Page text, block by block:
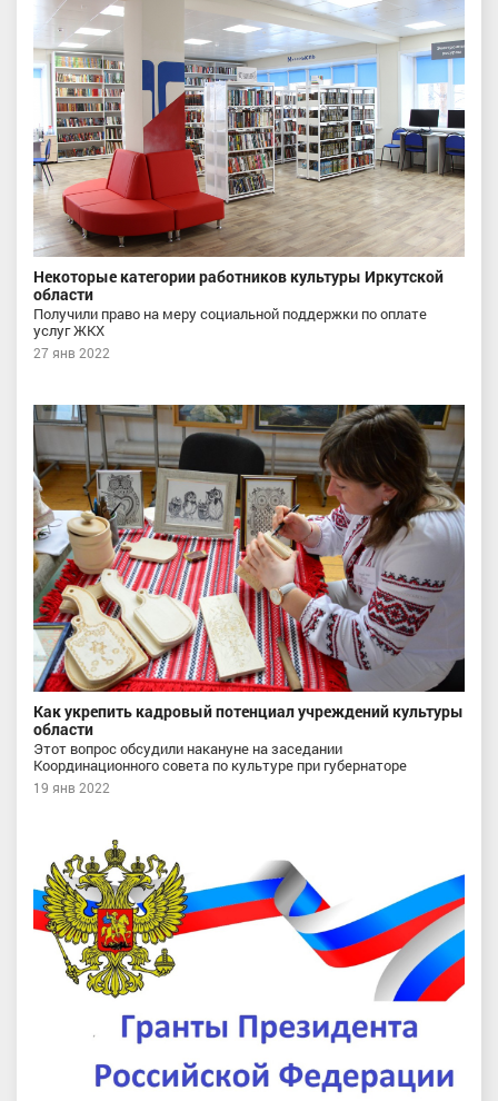
Некоторые категории работников культуры Иркутской
области
Получили право на меру социальной поддержки по оплате
услуг ЖКХ
27 янв 2022
Как укрепить кадровый потенциал учреждений культуры
области
Этот вопрос обсудили накануне на заседании
Координационного совета по культуре при губернаторе
19 янв 2022